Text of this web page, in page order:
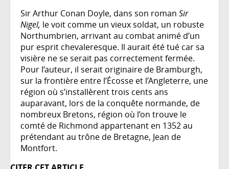
Sir Arthur Conan Doyle, dans son roman Sir
Nigel, le voit comme un vieux soldat, un robuste
Northumbrien, arrivant au combat animé d’un
pur esprit chevaleresque. Il aurait été tué car sa
visière ne se serait pas correctement fermée.
Pour l’auteur, il serait originaire de Bramburgh,
sur la frontière entre l’Écosse et l’Angleterre, une
région où s’installèrent trois cents ans
auparavant, lors de la conquête normande, de
nombreux Bretons, région où l’on trouve le
comté de Richmond appartenant en 1352 au
prétendant au trône de Bretagne, Jean de
Montfort.